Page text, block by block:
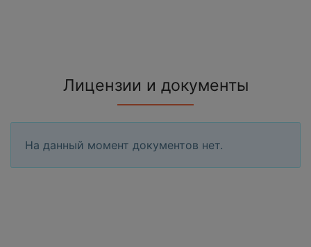
Лицензии и документы
На данный момент документов нет.